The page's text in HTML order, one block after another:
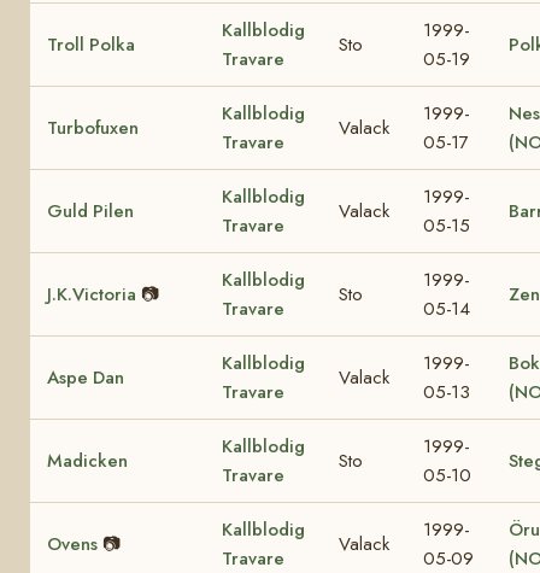
Troll Polka
Kallblodig
Travare
Sto
1999-
05-19
Turbofuxen
Kallblodig
Travare
Valack
1999-
05-17
Guld Pilen
Kallblodig
Travare
Valack
1999-
05-15
J.K.Victoria 📷
Kallblodig
Travare
Sto
1999-
05-14
Aspe Dan
Kallblodig
Travare
Valack
1999-
05-13
Madicken
Kallblodig
Travare
Sto
1999-
05-10
Ovens 📷
Kallblodig
Travare
Valack
1999-
05-09